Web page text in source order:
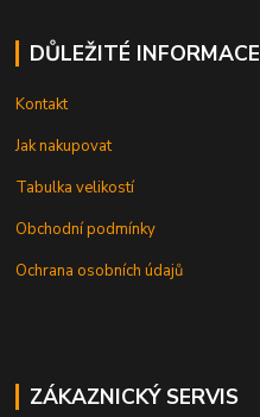
DŮLEŽITÉ INFORMACE
Kontakt
Jak nakupovat
Tabulka velikostí
Obchodní podmínky
Ochrana osobních údajů
ZÁKAZNICKÝ SERVIS